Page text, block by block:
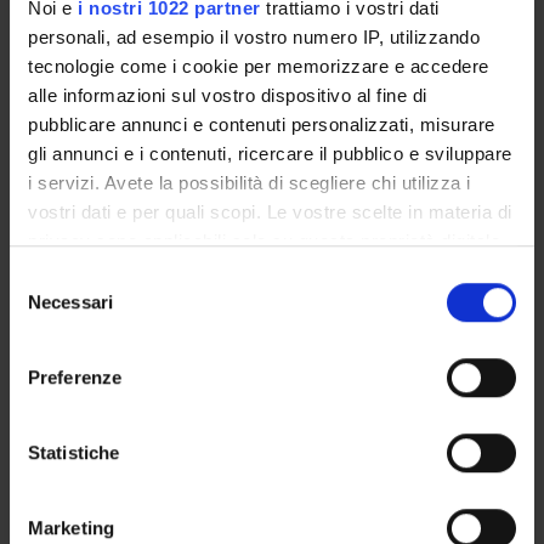
Noi e i nostri 1022 partner trattiamo i vostri dati
personali, ad esempio il vostro numero IP, utilizzando
tecnologie come i cookie per memorizzare e accedere
alle informazioni sul vostro dispositivo al fine di
pubblicare annunci e contenuti personalizzati, misurare
gli annunci e i contenuti, ricercare il pubblico e sviluppare
i servizi. Avete la possibilità di scegliere chi utilizza i
vostri dati e per quali scopi. Le vostre scelte in materia di
privacy sono applicabili solo su questa proprietà digitale
modificare o revocare il proprio consenso in qualsiasi
momento dalla Dichiarazione sui cookie o facendo clic
raccogliere informazioni sulla tua posizione
geografica, con un'approssimazione di qualche
Identificare il tuo dispositivo, scansionandolo
delNecessari
Preferenze
Statistiche
Marketing
Professore associato
Agostino Portera
Professore ordinario
AREE DI RICERCA COINVOLTE DAL PROGETTO
Società inclusive e pratiche di cittadinanza
Education
AREE DI RICERCA